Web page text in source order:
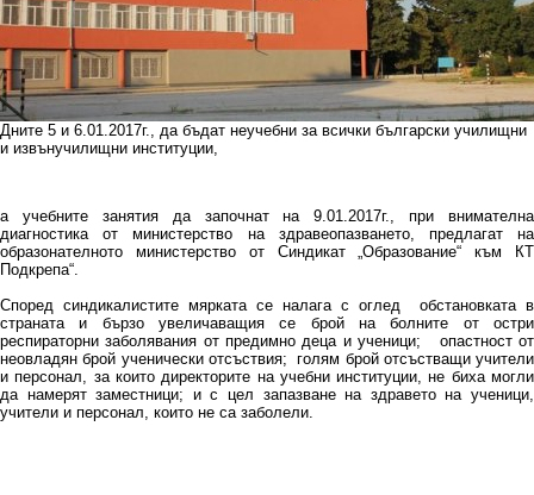
Дните 5 и 6.01.2017г., да бъдат неучебни за всички български училищни
и извънучилищни институции,
а учебните занятия да започнат на 9.01.2017г., при внимателна
диагностика от министерство на здравеопазването, предлагат на
образонателното министерство от Синдикат „Образование“ към КТ
Подкрепа“.
Според синдикалистите мярката се налага с оглед обстановката в
страната и бързо увеличаващия се брой на болните от остри
респираторни заболявания от предимно деца и ученици; опастност от
неовладян брой ученически отсъствия; голям брой отсъстващи учители
и персонал, за които директорите на учебни институции, не биха могли
да намерят заместници; и с цел запазване на здравето на ученици,
учители и персонал, които не са заболели.